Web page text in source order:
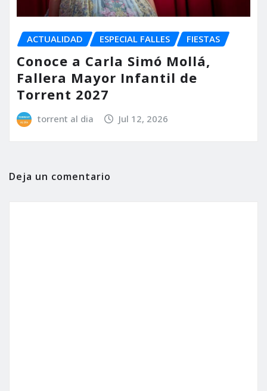
ACTUALIDAD ESPECIAL FALLES FIESTAS
Conoce a Carla Simó Mollá,
Fallera Mayor Infantil de
Torrent 2027
torrent al dia Jul 12, 2026
Deja un comentario